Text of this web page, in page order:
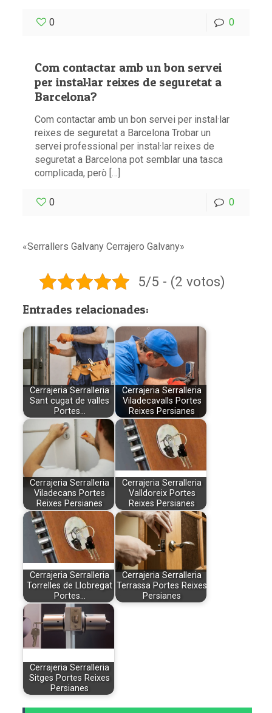
0 0
Com contactar amb un bon servei
per instal·lar reixes de seguretat a
Barcelona?
Com contactar amb un bon servei per instal·lar
reixes de seguretat a Barcelona Trobar un
servei professional per instal·lar reixes de
seguretat a Barcelona pot semblar una tasca
complicada, però […]
0 0
«Serrallers Galvany Cerrajero Galvany»
5/5 - (2 votos)
Entrades relacionades:
Cerrajeria Serralleria
Sant cugat de valles
Portes…
Cerrajeria Serralleria
Viladecavalls Portes
Reixes Persianes
Cerrajeria Serralleria
Viladecans Portes
Reixes Persianes
Cerrajeria Serralleria
Valldoreix Portes
Reixes Persianes
Cerrajeria Serralleria
Torrelles de Llobregat
Portes…
Cerrajeria Serralleria
Terrassa Portes Reixes
Persianes
Cerrajeria Serralleria
Sitges Portes Reixes
Persianes